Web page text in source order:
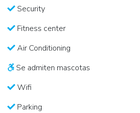
Security
Fitness center
Air Conditioning
Se admiten mascotas
Wifi
Parking